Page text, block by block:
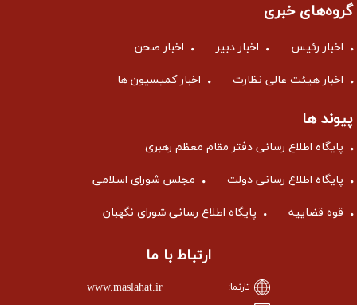
گروه‌های خبری
اخبار رئیس اخبار دبیر اخبار صحن
اخبار هیئت عالی نظارت اخبار کمیسیون ها
پیوند ها
پایگاه اطلاع رسانی دفتر مقام معظم رهبری
پایگاه اطلاع رسانی دولت مجلس شورای اسلامی
قوه قضاییه پایگاه اطلاع رسانی شورای نگهبان
ارتباط با ما
تارنما:
www.maslahat.ir